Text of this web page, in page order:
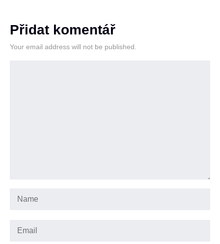
Přidat komentář
Your email address will not be published.